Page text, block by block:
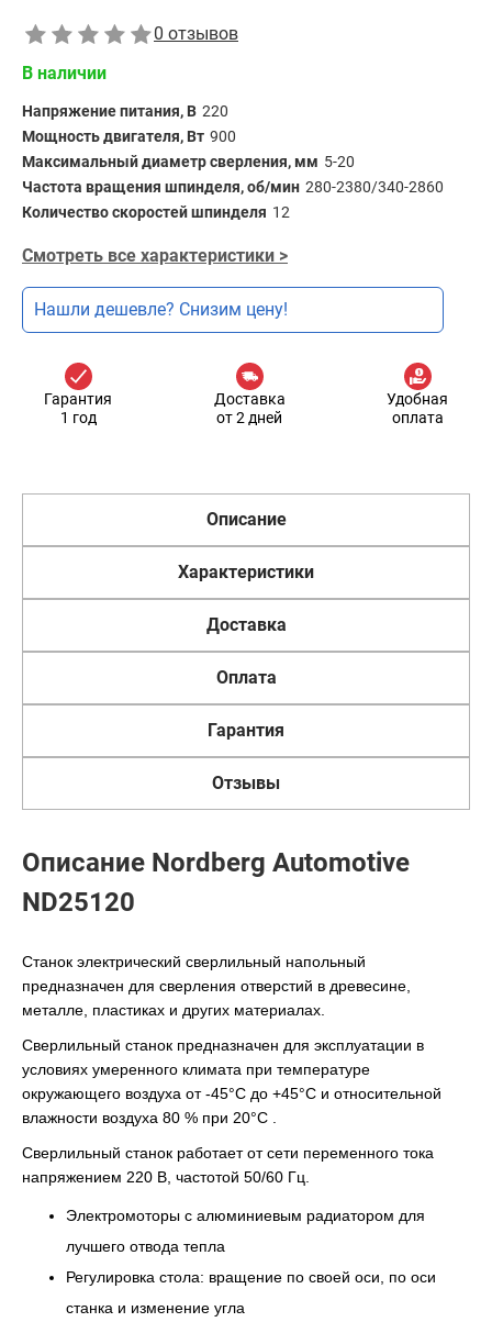
0 отзывов
В наличии
Напряжение питания, В 220
Мощность двигателя, Вт 900
Максимальный диаметр сверления, мм 5-20
Частота вращения шпинделя, об/мин 280-2380/340-2860
Количество скоростей шпинделя 12
Смотреть все характеристики >
Нашли дешевле? Снизим цену!
Гарантия
1 год
Доставка
от 2 дней
Удобная
оплата
Описание
Характеристики
Доставка
Оплата
Гарантия
Отзывы
Описание Nordberg Automotive
ND25120
Станок электрический сверлильный напольный
предназначен для сверления отверстий в древесине,
металле, пластиках и других материалах.
Сверлильный станок предназначен для эксплуатации в
условиях умеренного климата при температуре
окружающего воздуха от -45°С до +45°С и относительной
влажности воздуха 80 % при 20°С .
Сверлильный станок работает от сети переменного тока
напряжением 220 В, частотой 50/60 Гц.
Электромоторы с алюминиевым радиатором для
лучшего отвода тепла
Регулировка стола: вращение по своей оси, по оси
станка и изменение угла